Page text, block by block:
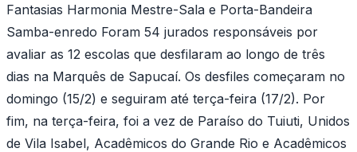
Fantasias Harmonia Mestre-Sala e Porta-Bandeira
Samba-enredo Foram 54 jurados responsáveis por
avaliar as 12 escolas que desfilaram ao longo de três
dias na Marquês de Sapucaí. Os desfiles começaram no
domingo (15/2) e seguiram até terça-feira (17/2). Por
fim, na terça-feira, foi a vez de Paraíso do Tuiuti, Unidos
de Vila Isabel, Acadêmicos do Grande Rio e Acadêmicos